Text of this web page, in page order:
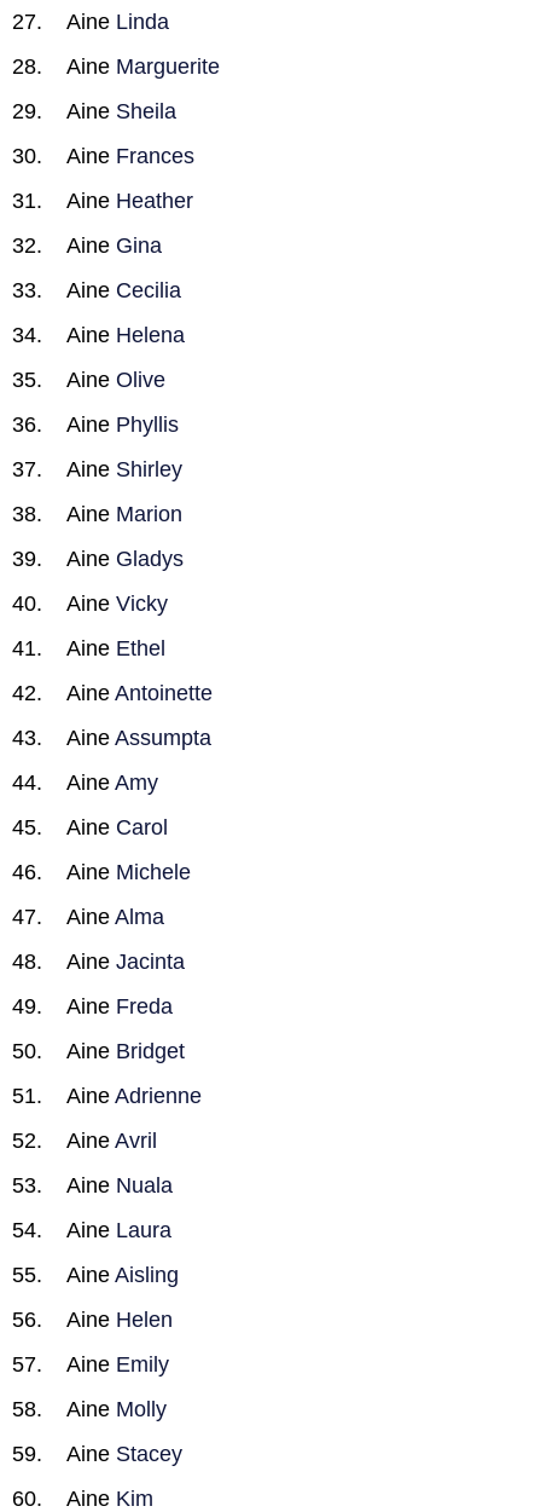
Aine Linda
Aine Marguerite
Aine Sheila
Aine Frances
Aine Heather
Aine Gina
Aine Cecilia
Aine Helena
Aine Olive
Aine Phyllis
Aine Shirley
Aine Marion
Aine Gladys
Aine Vicky
Aine Ethel
Aine Antoinette
Aine Assumpta
Aine Amy
Aine Carol
Aine Michele
Aine Alma
Aine Jacinta
Aine Freda
Aine Bridget
Aine Adrienne
Aine Avril
Aine Nuala
Aine Laura
Aine Aisling
Aine Helen
Aine Emily
Aine Molly
Aine Stacey
Aine Kim